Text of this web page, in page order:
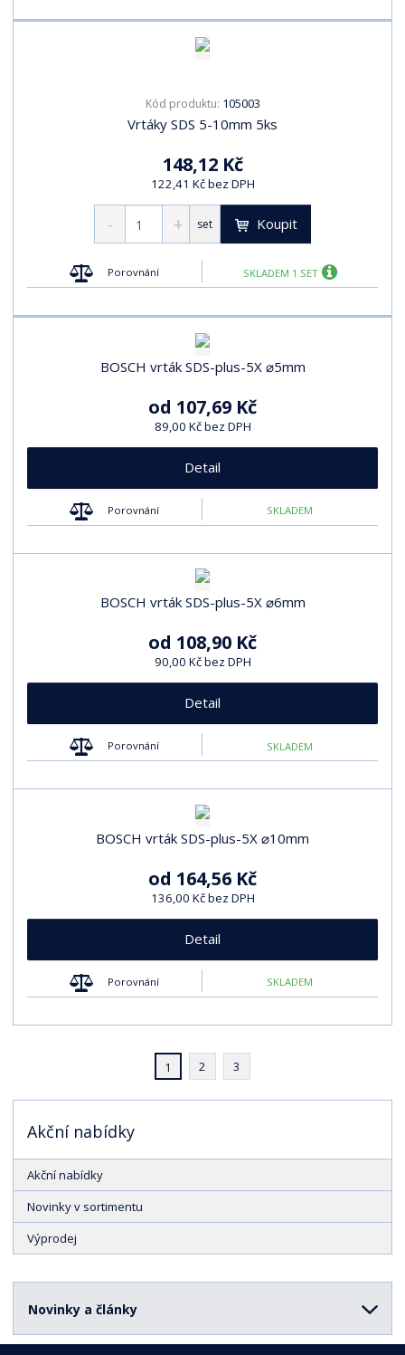
Kód produktu: 105003
Vrtáky SDS 5-10mm 5ks
148,12 Kč
122,41 Kč bez DPH
set Koupit
Porovnání SKLADEM 1 SET
BOSCH vrták SDS-plus-5X ⌀5mm
od 107,69 Kč
89,00 Kč bez DPH
Detail
Porovnání SKLADEM
BOSCH vrták SDS-plus-5X ⌀6mm
od 108,90 Kč
90,00 Kč bez DPH
Detail
Porovnání SKLADEM
BOSCH vrták SDS-plus-5X ⌀10mm
od 164,56 Kč
136,00 Kč bez DPH
Detail
Porovnání SKLADEM
1 2 3
Akční nabídky
Akční nabídky
Novinky v sortimentu
Výprodej
Novinky a články